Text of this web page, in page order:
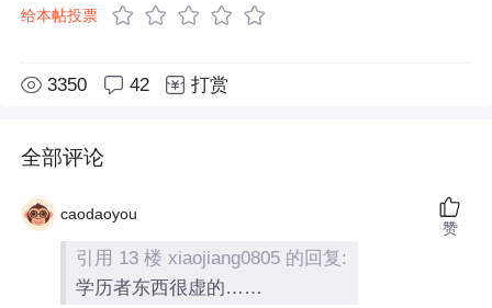
给本帖投票
3350 42 打赏
全部评论
caodaoyou
引用 13 楼 xiaojiang0805 的回复:
学历者东西很虚的……
赞